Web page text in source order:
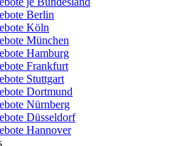
Berlin
Köln
München
Hamburg
Frankfurt
Stuttgart
Dortmund
Nürnberg
Düsseldorf
Hannover